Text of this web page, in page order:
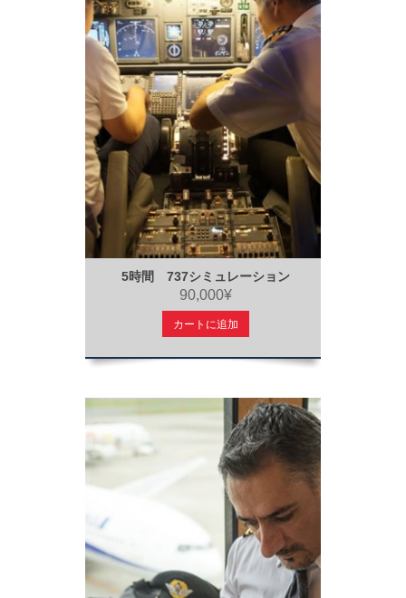
5時間 737シミュレーション
90,000¥
カートに追加